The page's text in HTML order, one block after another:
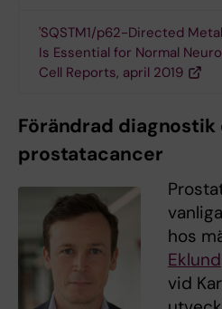
'SQSTM1/p62-Directed
Is Essential for Normal
Cell Reports, april 2019
Förändrad
prostatacancer
hos
Eklund
vid